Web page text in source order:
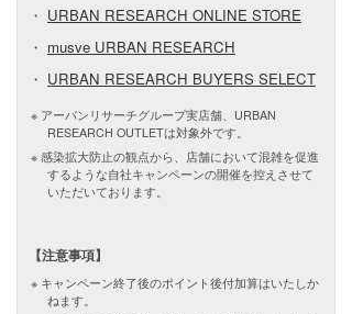
・ URBAN RESEARCH ONLINE STORE
・ musve URBAN RESEARCH
・ URBAN RESEARCH BUYERS SELECT
アーバンリサーチグループ実店舗、URBAN
RESEARCH OUTLETは対象外です。
感染拡大防止の観点から、店舗において混雑を促進
するような自社キャンペーンの開催を控えさせて
いただいております。
【注意事項】
キャンペーン終了後のポイント後付加算はいたしか
ねます。